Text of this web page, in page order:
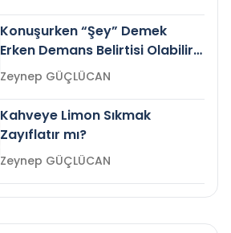
Konuşurken “Şey” Demek
Erken Demans Belirtisi Olabilir
mi?
Zeynep GÜÇLÜCAN
Kahveye Limon Sıkmak
Zayıflatır mı?
Zeynep GÜÇLÜCAN